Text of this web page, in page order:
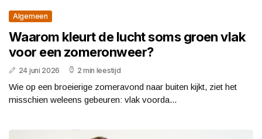
Algemeen
Waarom kleurt de lucht soms groen vlak
voor een zomeronweer?
24 juni 2026 2 min leestijd
Wie op een broeierige zomeravond naar buiten kijkt, ziet het
misschien weleens gebeuren: vlak voorda...